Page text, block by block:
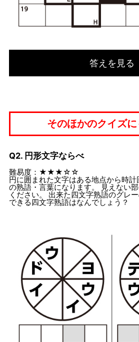
答えを見る
そのほかのクイズに
Q2. 円形文字ならべ
難易度：★★★☆☆
円に囲まれた文字はある地点から時
の熟語・言葉になります。 見えない
ください。 出来た四文字熟語のグレ
できる四文字熟語はなんでしょう？